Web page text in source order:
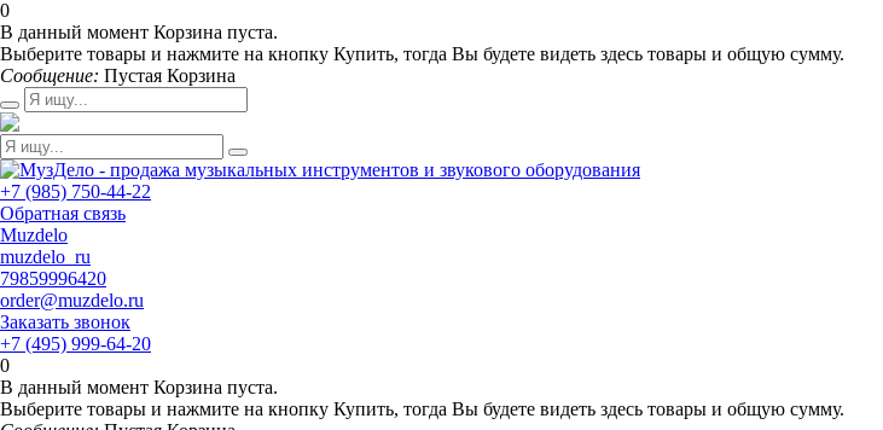
0
В данный момент Корзина пуста.
Выберите товары и нажмите на кнопку Купить, тогда Вы будете видеть здесь товары и общую сумму.
Сообщение: Пустая Корзина
+7 (985) 750-44-22
Обратная связь
Muzdelo
muzdelo_ru
79859996420
order@muzdelo.ru
Заказать звонок
+7 (495) 999-64-20
0
В данный момент Корзина пуста.
Выберите товары и нажмите на кнопку Купить, тогда Вы будете видеть здесь товары и общую сумму.